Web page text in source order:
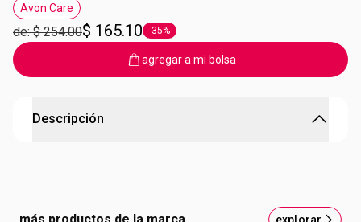
Etiqueta Avon Care
Avon Care
de: $ 254.00$ 165.10 Etiqueta -35%
-35%
agregar a mi bolsa
Descripción
explorar